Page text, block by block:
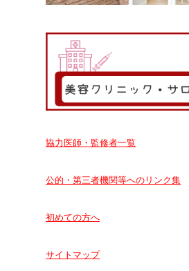
協力医師・監修者一覧
公的・第三者機関等へのリンク集
初めての方へ
サイトマップ